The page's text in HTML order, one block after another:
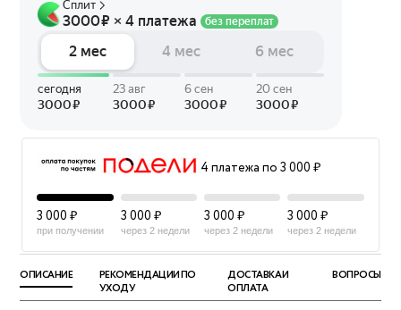
4 платежа по 3 000 ₽
3 000 ₽
при получении
3 000 ₽
через 2 недели
3 000 ₽
через 2 недели
3 000 ₽
через 2 недели
ОПИСАНИЕ
РЕКОМЕНДАЦИИ ПО
УХОДУ
ДОСТАВКА И
ОПЛАТА
ВОПРОСЫ